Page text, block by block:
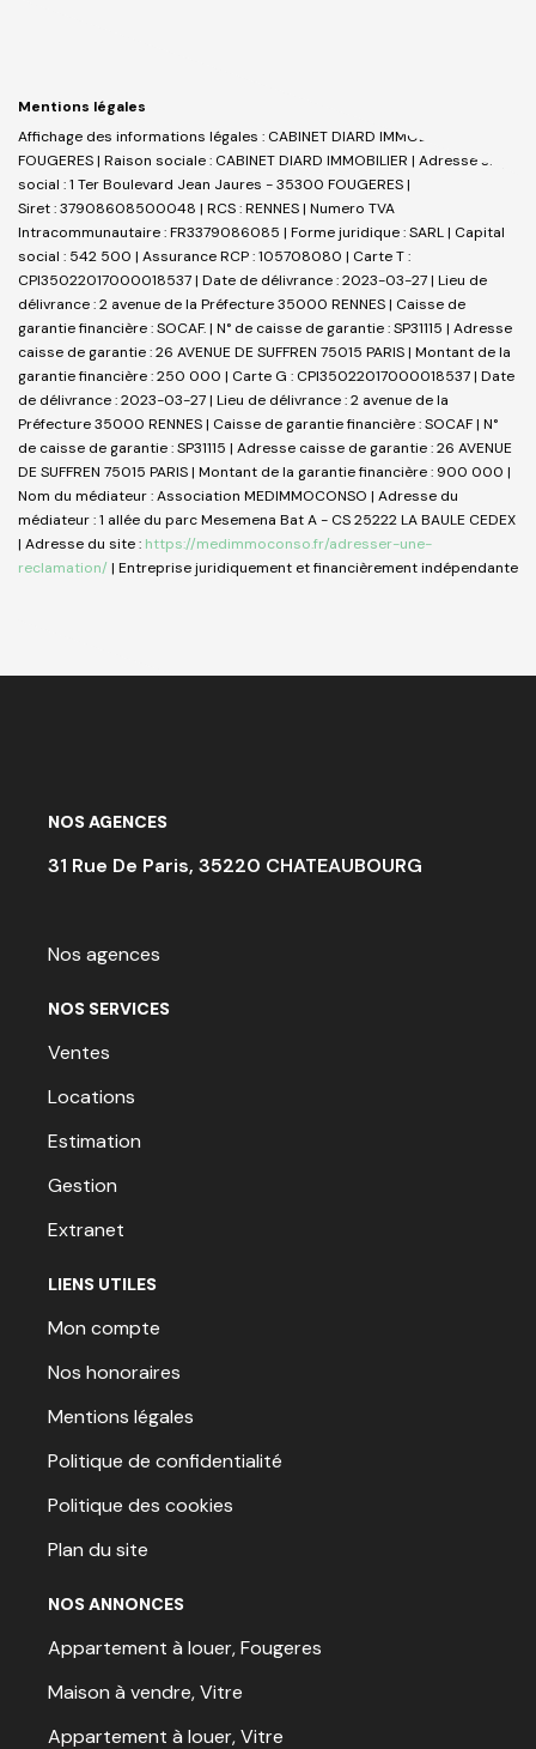
Mentions légales
Affichage des informations légales : CABINET DIARD IMMOBILIER _
FOUGERES | Raison sociale : CABINET DIARD IMMOBILIER | Adresse siège
social : 1 Ter Boulevard Jean Jaures - 35300 FOUGERES |
Siret : 37908608500048 | RCS : RENNES | Numero TVA
Intracommunautaire : FR3379086085 | Forme juridique : SARL | Capital
social : 542 500 | Assurance RCP : 105708080 | Carte T :
CPI35022017000018537 | Date de délivrance : 2023-03-27 | Lieu de
délivrance : 2 avenue de la Préfecture 35000 RENNES | Caisse de
garantie financière : SOCAF. | N° de caisse de garantie : SP31115 | Adresse
caisse de garantie : 26 AVENUE DE SUFFREN 75015 PARIS | Montant de la
garantie financière : 250 000 | Carte G : CPI35022017000018537 | Date
de délivrance : 2023-03-27 | Lieu de délivrance : 2 avenue de la
Préfecture 35000 RENNES | Caisse de garantie financière : SOCAF | N°
de caisse de garantie : SP31115 | Adresse caisse de garantie : 26 AVENUE
DE SUFFREN 75015 PARIS | Montant de la garantie financière : 900 000 |
Nom du médiateur : Association MEDIMMOCONSO | Adresse du
médiateur : 1 allée du parc Mesemena Bat A - CS 25222 LA BAULE CEDEX
| Adresse du site : https://medimmoconso.fr/adresser-une-
reclamation/| Entreprise juridiquement et financièrement indépendante
NOS AGENCES
31 Rue De Paris, 35220 CHATEAUBOURG
Nos agences
NOS SERVICES
Ventes
Locations
Estimation
Gestion
Extranet
LIENS UTILES
Mon compte
Nos honoraires
Mentions légales
Politique de confidentialité
Politique des cookies
Plan du site
NOS ANNONCES
Appartement à louer, Fougeres
Maison à vendre, Vitre
Appartement à louer, Vitre